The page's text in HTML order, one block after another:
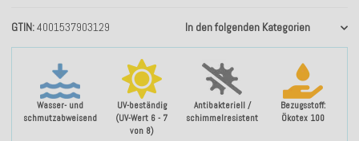
Wasser- und
schmutzabweisend
UV-beständig
(UV-Wert 6 - 7
von 8)
Antibakteriell /
schimmelresistent
Bezugsstoff:
Ökotex 100
GTIN 4001537903129 In den folgenden Kategorien